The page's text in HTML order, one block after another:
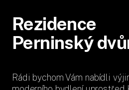
Rezidence
Perninský
Rádi bychom Vám nabídli